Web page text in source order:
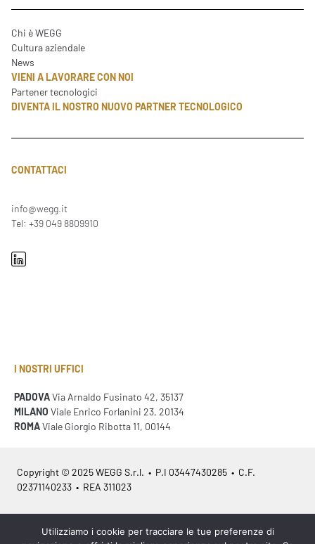
Chi è WEGG
Cultura aziendale
News
VIENI A LAVORARE CON NOI
Partener tecnologici
DIVENTA IL NOSTRO NUOVO PARTNER TECNOLOGICO
CONTATTACI
info@wegg.it
Tel: +39 049 8809910
I NOSTRI UFFICI
PADOVAVia Arnaldo Fusinato 42, 35137
MILANO Viale Enrico Forlanini 23, 20134
ROMAViale Giorgio Ribotta 11, 00144
Copyright © 2025 WEGG S.r.l. • P.I 03447430285 • C.F.
02371140233 • REA 311023
Azienda Certificata ISO 9001:2015 – ITA / ISO 9001:2015 – EN
Utilizziamo i cookie per tracciare le tue preferenze di